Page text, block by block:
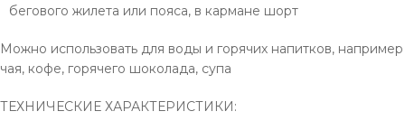
бегового жилета или пояса, в кармане шорт
Можно использовать для воды и горячих напитков, например
чая, кофе, горячего шоколада, супа
ТЕХНИЧЕСКИЕ ХАРАКТЕРИСТИКИ: